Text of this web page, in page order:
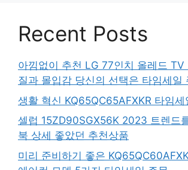
Recent Posts
아낌없이 추천 LG 77인치 올레드 TV
질과 몰입감 당신의 선택은 타임세일
생활 혁신 KQ65QC65AFXKR 타임세
셀럽 15ZD90SGX56K 2023 트렌드
북 상세 좋았던 추천상품
미리 준비하기 좋은